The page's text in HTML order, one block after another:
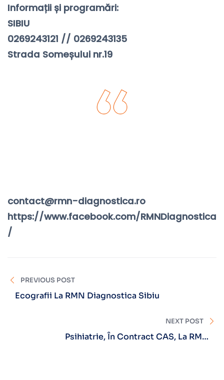
Informații și programări:
SIBIU
0269243121 // 0269243135
Strada Someșului nr.19
contact@rmn-diagnostica.ro
https://www.facebook.com/RMNDiagnostica
/
PREVIOUS POST
Ecografii La RMN Diagnostica Sibiu
NEXT POST
Psihiatrie, În Contract CAS, La RMN